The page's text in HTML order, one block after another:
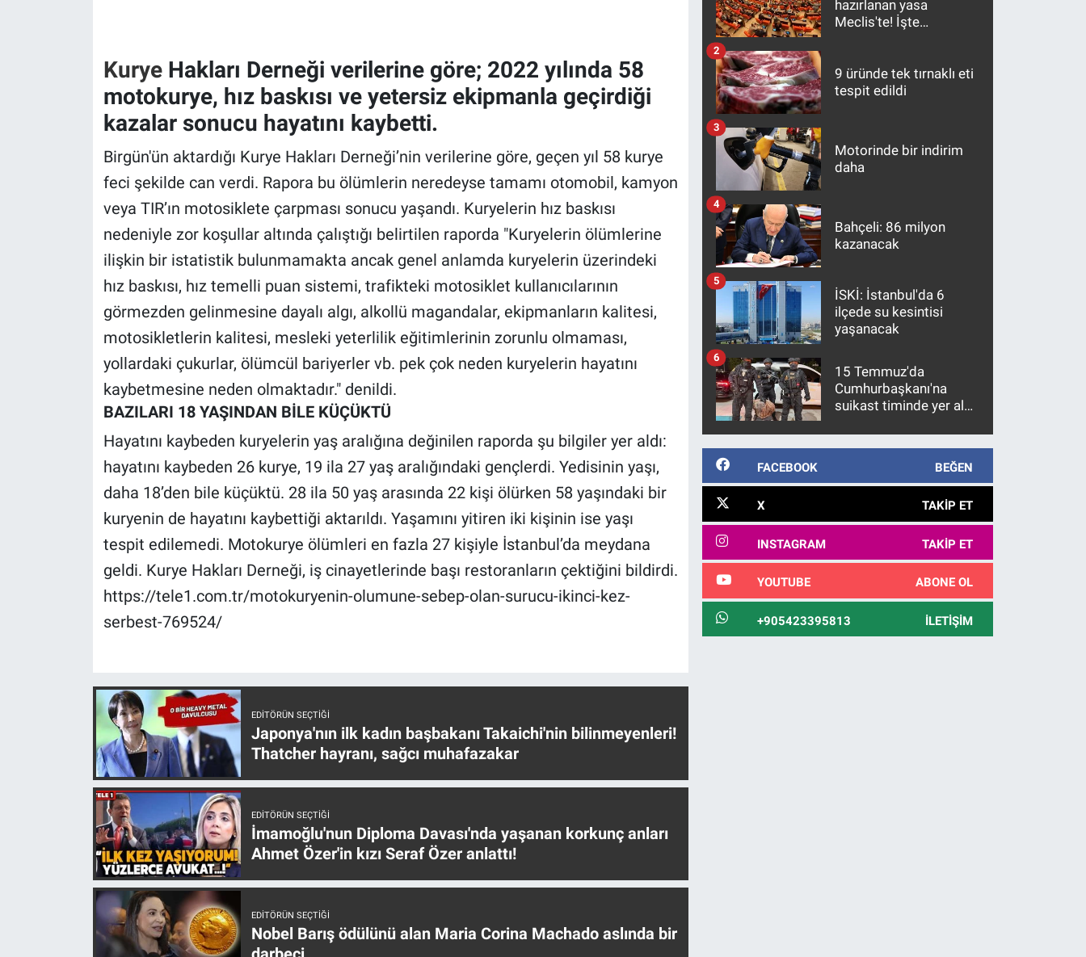
KuryeHakları Derneği verilerine göre; 2022 yılında 58
motokurye, hız baskısı ve yetersiz ekipmanla geçirdiği
kazalar sonucu hayatını kaybetti.
Birgün'ün aktardığı Kurye Hakları Derneği’nin verilerine göre, geçen yıl 58 kurye
feci şekilde can verdi. Rapora bu ölümlerin neredeyse tamamı otomobil, kamyon
veya TIR’ın motosiklete çarpması sonucu yaşandı. Kuryelerin hız baskısı
nedeniyle zor koşullar altında çalıştığı belirtilen raporda "Kuryelerin ölümlerine
ilişkin bir istatistik bulunmamakta ancak genel anlamda kuryelerin üzerindeki
hız baskısı, hız temelli puan sistemi, trafikteki motosiklet kullanıcılarının
görmezden gelinmesine dayalı algı, alkollü magandalar, ekipmanların kalitesi,
motosikletlerin kalitesi, mesleki yeterlilik eğitimlerinin zorunlu olmaması,
yollardaki çukurlar, ölümcül bariyerler vb. pek çok neden kuryelerin hayatını
kaybetmesine neden olmaktadır." denildi.
BAZILARI 18 YAŞINDAN BİLE KÜÇÜKTÜ
Hayatını kaybeden kuryelerin yaş aralığına değinilen raporda şu bilgiler yer aldı:
hayatını kaybeden 26 kurye, 19 ila 27 yaş aralığındaki gençlerdi. Yedisinin yaşı,
daha 18’den bile küçüktü. 28 ila 50 yaş arasında 22 kişi ölürken 58 yaşındaki bir
kuryenin de hayatını kaybettiği aktarıldı. Yaşamını yitiren iki kişinin ise yaşı
tespit edilemedi. Motokurye ölümleri en fazla 27 kişiyle İstanbul’da meydana
geldi. Kurye Hakları Derneği, iş cinayetlerinde başı restoranların çektiğini bildirdi.
https://tele1.com.tr/motokuryenin-olumune-sebep-olan-surucu-ikinci-kez-
serbest-769524/
EDITÖRÜN SEÇTIĞI
Japonya'nın ilk kadın başbakanı Takaichi'nin bilinmeyenleri!
Thatcher hayranı, sağcı muhafazakar
EDITÖRÜN SEÇTIĞI
İmamoğlu'nun Diploma Davası'nda yaşanan korkunç anları
Ahmet Özer'in kızı Seraf Özer anlattı!
EDITÖRÜN SEÇTIĞI
Nobel Barış ödülünü alan Maria Corina Machado aslında bir
hazırlanan yasa
Meclis'te! İşte
9 üründe tek tırnaklı eti
tespit edildi
2
Motorinde bir indirim
daha
3
Bahçeli: 86 milyon
kazanacak
4
İSKİ: İstanbul'da 6
ilçede su kesintisi
yaşanacak
5
15 Temmuz'da
Cumhurbaşkanı'na
suikast timinde yer alan
10 yıl sonra yakalandı
6
FACEBOOK BEĞEN
X TAKIP ET
INSTAGRAM TAKIP ET
YOUTUBE ABONE OL
+905423395813 İLETIŞIM
Günün görüntüsü
Koronavirüs
Kültür Sanat
Ne demişti
Programlar
Teknoloji
Türkiye'nin Geleceği
Yerel Gündem
Yerel Yaşam
Canlı Yayın